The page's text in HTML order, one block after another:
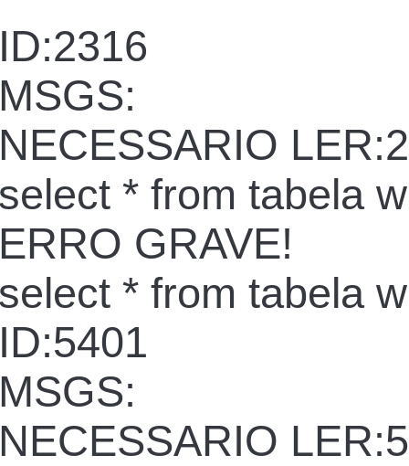
* from tabela
GRAVE!
* from tabela